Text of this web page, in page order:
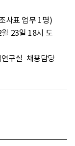
사표 업무 1명)
23일 18시 도
구실  채용담당